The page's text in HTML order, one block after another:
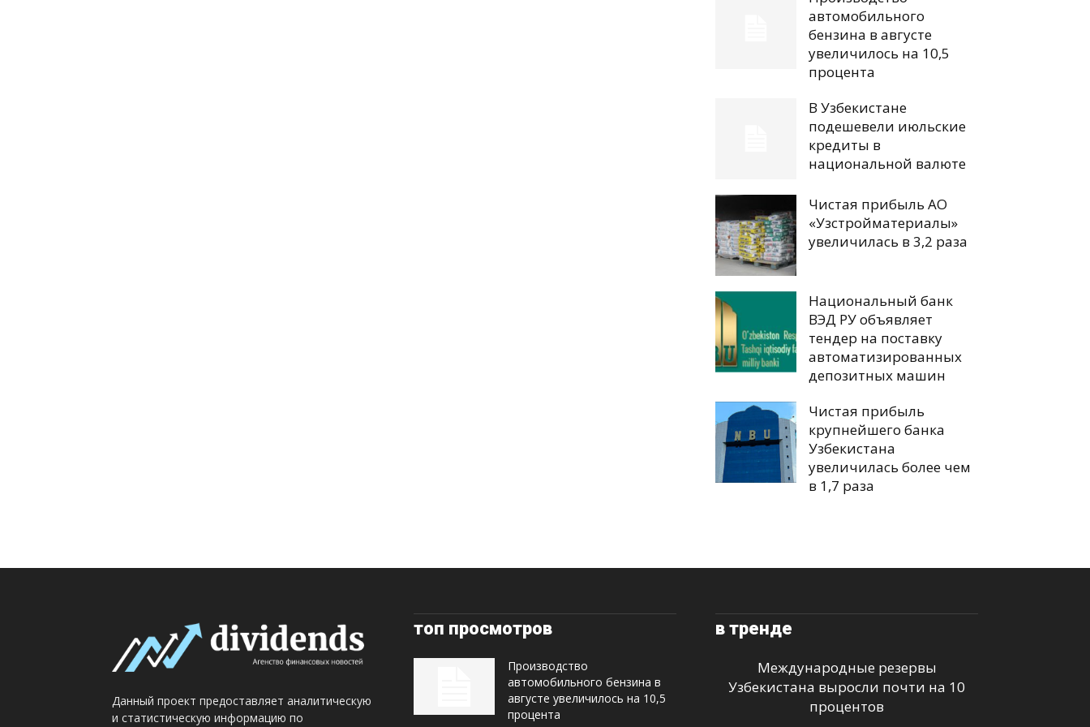
автомобильного
бензина в августе
увеличилось на 10,5
процента
В Узбекистане
подешевели июльские
кредиты в
национальной валюте
Чистая прибыль АО
«Узстройматериалы»
увеличилась в 3,2 раза
Национальный банк
ВЭД РУ объявляет
тендер на поставку
автоматизированных
депозитных машин
Чистая прибыль
крупнейшего банка
Узбекистана
увеличилась более чем
в 1,7 раза
Данный проект предоставляет аналитическую
и статистическую информацию по
топ просмотров
Производство
автомобильного бензина в
августе увеличилось на 10,5
процента
в тренде
Международные резервы
Узбекистана выросли почти на 10
процентов